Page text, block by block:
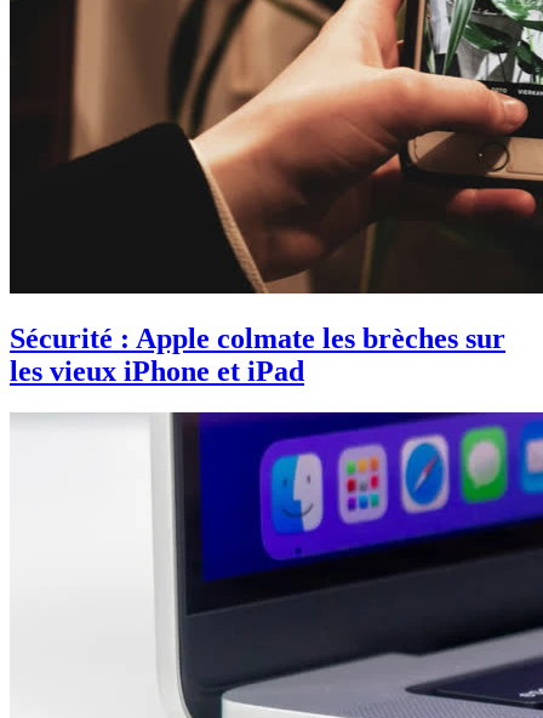
Sécurité : Apple colmate les brèches sur
les vieux iPhone et iPad